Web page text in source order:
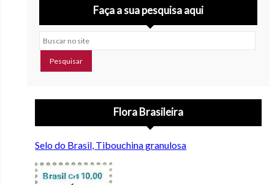
Faça a sua pesquisa aqui
Buscar no site
Flora Brasileira
Selo do Brasil, Tibouchina granulosa